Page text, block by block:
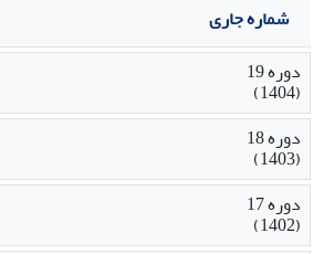
شماره جاری
دوره 19
(1404)
دوره 18
(1403)
دوره 17
(1402)